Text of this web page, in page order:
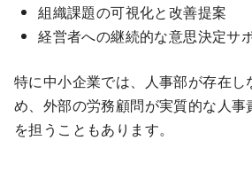
組織課題の可視化と改善提案
経営者への継続的な意思決定サ
特に中小企業では、人事部が存在し
め、外部の労務顧問が実質的な人
を担うこともあります。